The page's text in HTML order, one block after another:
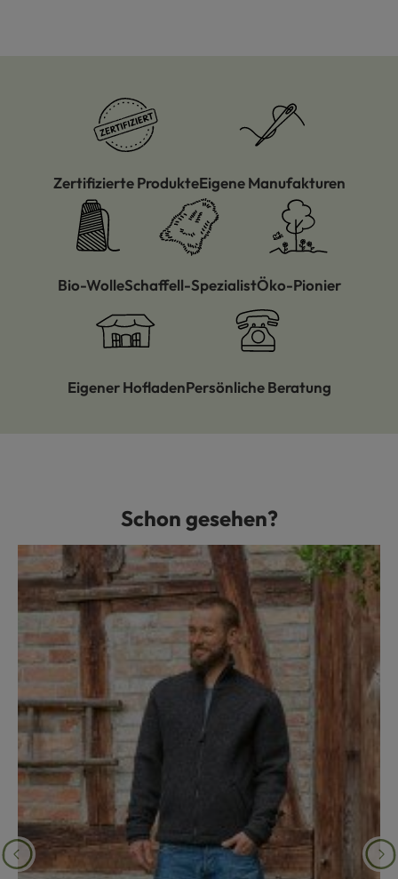
Zertifizierte ProdukteEigene Manufakturen
Bio-WolleSchaffell-SpezialistÖko-Pionier
Eigener HofladenPersönliche Beratung
Produktgalerie überspringenSchon gesehen?